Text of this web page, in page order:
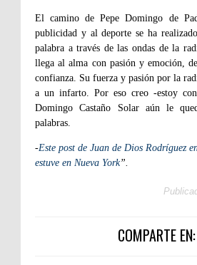
El camino de Pepe Domingo de
publicidad y al deporte se ha
palabra a través de las ondas de la
llega al alma con pasión y emoción,
confianza. Su fuerza y pasión por la
a un infarto. Por eso creo -estoy
Domingo Castaño Solar aún le
palabras.
-Este post de Juan de Dios Rodríguez
estuve en Nueva York”.
COMPARTE EN: